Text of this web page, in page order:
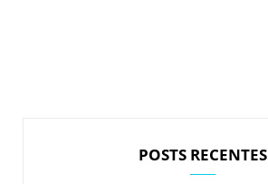
POSTS RECENTES